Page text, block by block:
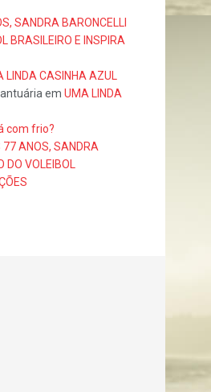
SANDRA BARONCELLI
BRASILEIRO E INSPIRA
LINDA CASINHA AZUL
em UMA LINDA
com frio?
77 ANOS, SANDRA
DO VOLEIBOL